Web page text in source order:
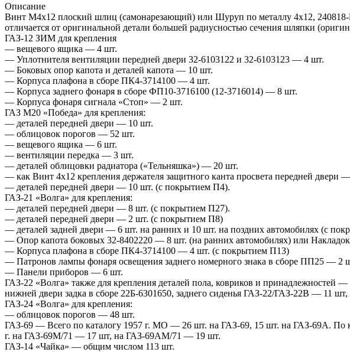
Описание
Винт М4х12 плоский шлиц (самонарезающий) или Шуруп по металлу 4х12,
отличается от оригинальной детали большей радиусностью сечения шляпки
ГАЗ-12 ЗИМ для крепления
— вещевого ящика — 4 шт.
— Уплотнителя вентиляции передней двери 32-6103122 и 32-6103123 — 4 шт.
— Боковых опор капота и деталей капота — 10 шт.
— Корпуса плафона в сборе ПК4-3714100 — 4 шт.
— Корпуса заднего фонаря в сборе ФП10-3716100 (12-3716014) — 8 шт.
— Корпуса фонаря сигнала «Стоп» — 2 шт.
ГАЗ М20 «Победа» для крепления:
— деталей передней двери — 10 шт.
— облицовок порогов — 52 шт.
— вещевого ящика — 6 шт.
— вентиляции передка — 3 шт.
— деталей облицовки радиатора («Тельняшка») — 20 шт.
— как Винт 4х12 крепления держателя защитного канта просвета передней двери
— деталей передней двери — 10 шт. (с покрытием П4).
ГАЗ-21 «Волга» для крепления:
— деталей передней двери — 8 шт. (с покрытием П27).
— деталей передней двери — 2 шт. (с покрытием П8)
— деталей задней двери — 6 шт. на ранних и 10 шт. на поздних автомобилях (с
— Опор капота боковых 32-8402220 — 8 шт. (на ранних автомобилях) или
— Корпуса плафона в сборе ПК4-3714100 — 4 шт. (с покрытием П13)
— Патронов лампы фонаря освещения заднего номерного знака в сборе ПП25 — 2
— Панели приборов — 6 шт.
ГАЗ-22 «Волга» также для крепления деталей пола, ковриков и
нижней двери задка в сборе 22Б-6301650, заднего сиденья ГАЗ-22/ГАЗ-22В — 11
ГАЗ-24 «Волга» для крепления:
— облицовок порогов — 48 шт.
ГАЗ-69 — Всего по каталогу 1957 г. МО — 26 шт. на ГАЗ-69, 15 шт. на ГАЗ-69А. По
г. на ГАЗ-69М/71 — 17 шт, на ГАЗ-69АМ/71 — 19 шт.
ГАЗ-14 «Чайка» — общим числом 113 шт.